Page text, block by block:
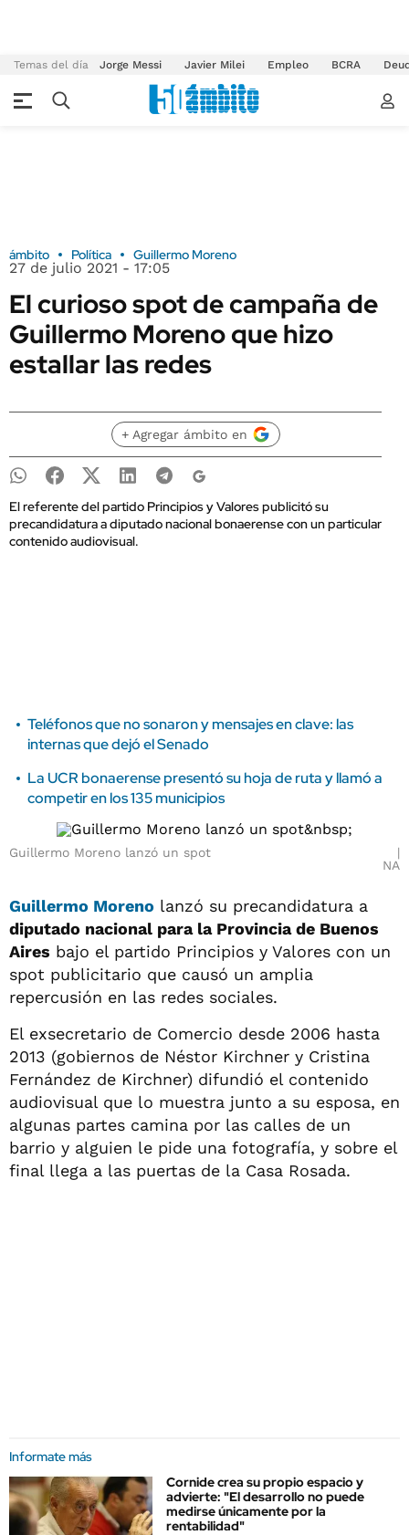
Temas del día Jorge Messi Javier Milei Empleo BCRA
ámbito Política Guillermo Moreno
27 de julio 2021 - 17:05
El curioso spot de campaña de
Guillermo Moreno que hizo
estallar las redes
+ Agregar ámbito en
El referente del partido Principios y Valores publicitó su
precandidatura a diputado nacional bonaerense con un particular
contenido audiovisual.
Teléfonos que no sonaron y mensajes en clave: las
internas que dejó el Senado
La UCR bonaerense presentó su hoja de ruta y llamó a
competir en los 135 municipios
Guillermo Moreno lanzó un spot
NA
Guillermo Moreno lanzó su precandidatura a
diputado nacional para la Provincia de Buenos
Aires bajo el partido Principios y Valores con un
spot publicitario que causó un amplia
repercusión en las redes sociales.
El exsecretario de Comercio desde 2006 hasta
2013 (gobiernos de Néstor Kirchner y Cristina
Fernández de Kirchner) difundió el contenido
audiovisual que lo muestra junto a su esposa, en
algunas partes camina por las calles de un
barrio y alguien le pide una fotografía, y sobre el
final llega a las puertas de la Casa Rosada.
Informate más
Cornide crea su propio espacio y
advierte: "El desarrollo no puede
medirse únicamente por la
rentabilidad"